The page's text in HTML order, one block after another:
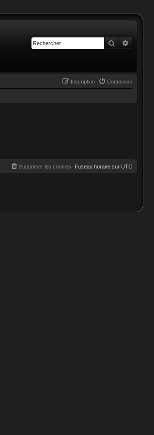
Rechercher
Connexion
Inscription
Fuseau horaire sur UTC
Supprimer les cookies